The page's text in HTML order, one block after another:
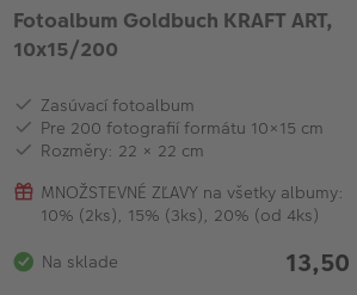
Fotoalbum Goldbuch KRAFT ART,
10x15/200
Zasúvací fotoalbum
Pre 200 fotografií formátu 10×15 cm
Rozměry: 22 × 22 cm
MNOŽSTEVNÉ ZĽAVY na všetky albumy:
10% (2ks), 15% (3ks), 20% (od 4ks)
Na sklade
13,50